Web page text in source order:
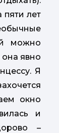
пяти лет
можно
она явно
Я
окно
и
–